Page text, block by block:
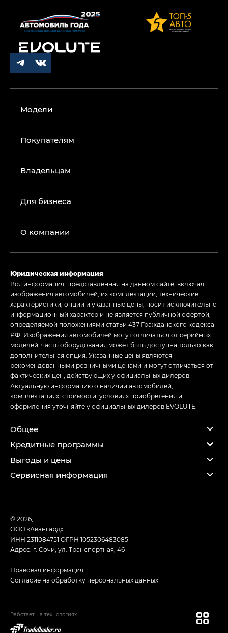
Модели
Покупателям
Владельцам
Для бизнеса
О компании
Юридическая информация
Вся информация, представленная на данном сайте, включая
изображения автомобилей, их комплектации, технические
характеристики, опции и указанные цены, носит исключительно
информационный характер и не является публичной офертой,
определяемой положениями статьи 437 Гражданского кодекса
РФ. Изображения автомобилей могут отличаться от серийных
моделей, часть оборудования может быть доступна только как
дополнительная опция. Указанные цены являются
рекомендованными розничными ценами и могут отличаться от
фактических цен, действующих у официальных дилеров.
Актуальную информацию о наличии автомобилей,
комплектациях, стоимости, условиях приобретения и
оформления уточняйте у официальных дилеров EVOLUTE.
Общее
Кредитные программы
Выгоды и цены
Сервисная информация
© 2026,
ООО «Авангард»
ИНН 2311084751 ОГРН 1052306483085
Адрес: г. Сочи, ул. Транспортная, 46
Правовая информация
Согласие на обработку персональных данных
Работает на технологиях